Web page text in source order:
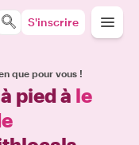
S'inscrire
que pour vous !
pied à le